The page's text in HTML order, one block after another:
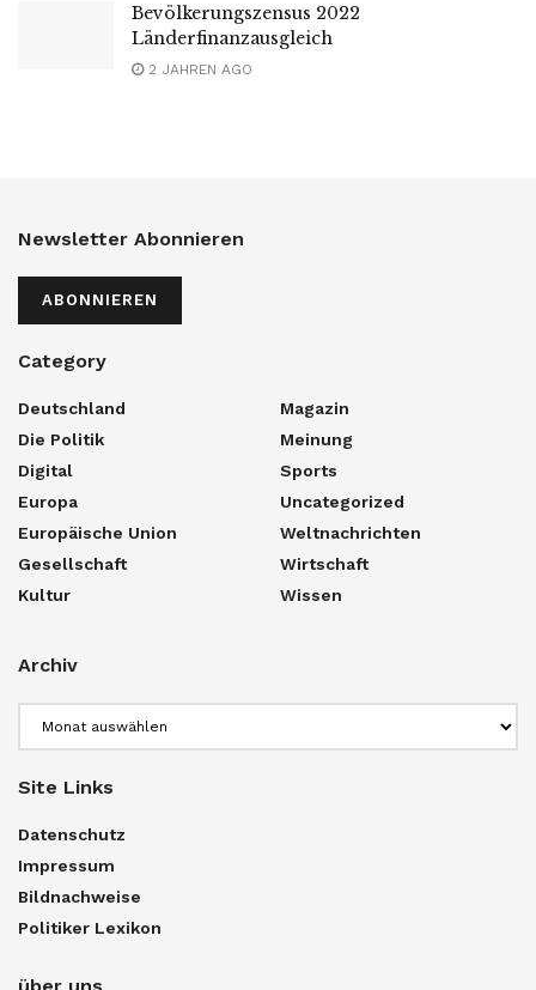
Bevölkerungszensus 2022
Länderfinanzausgleich
2 JAHREN AGO
Newsletter Abonnieren
ABONNIEREN
Category
Deutschland
Die Politik
Digital
Europa
Europäische Union
Gesellschaft
Kultur
Magazin
Meinung
Sports
Uncategorized
Weltnachrichten
Wirtschaft
Wissen
Archiv
Site Links
Datenschutz
Impressum
Bildnachweise
Politiker Lexikon